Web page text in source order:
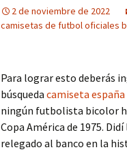
2 de noviembre de 2022
camisetas de futbol oficiales
Para lograr esto deberás
búsqueda camiseta
ningún futbolista bicolor
Copa América de 1975.
relegado al banco en la